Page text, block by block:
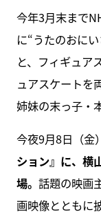
今年3月末まで
に“うたのおに
と、フィギュア
ュアスケートを
姉妹の末っ子・
今夜9月8日（金
ション』に、横
場。 話題の映画
画映像とともに